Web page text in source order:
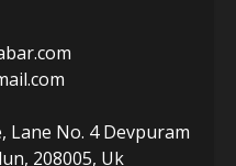
Lane No. 4 Devpuram
208005, Uk